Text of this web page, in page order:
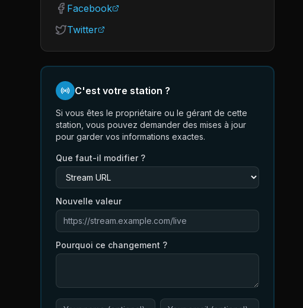
Facebook
Twitter
C'est votre station ?
Si vous êtes le propriétaire ou le gérant de cette
station, vous pouvez demander des mises à jour
pour garder vos informations exactes.
Que faut-il modifier ?
Nouvelle valeur
Pourquoi ce changement ?